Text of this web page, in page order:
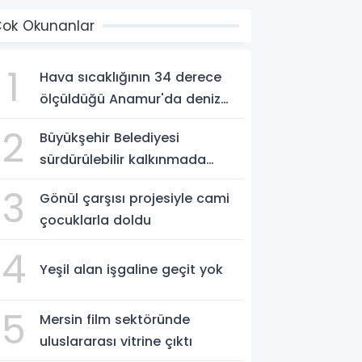
Okunanlar
1
Hava sıcaklığının 34 derece
ölçüldüğü Anamur'da deniz
gördü
2
Büyükşehir Belediyesi
sürdürülebilir kalkınmada
3
Gönül çarşısı projesiyle cami
çocuklarla doldu
4 Yeşil alan işgaline geçit yok
5
Mersin film sektöründe
uluslararası vitrine çıktı